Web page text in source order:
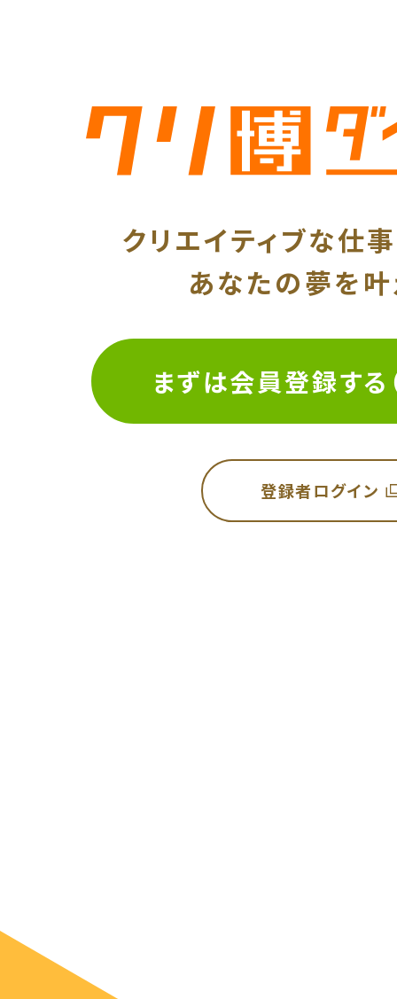
クリエイティブな仕
あなたの夢を
まずは会員登録する
登録者ログイン